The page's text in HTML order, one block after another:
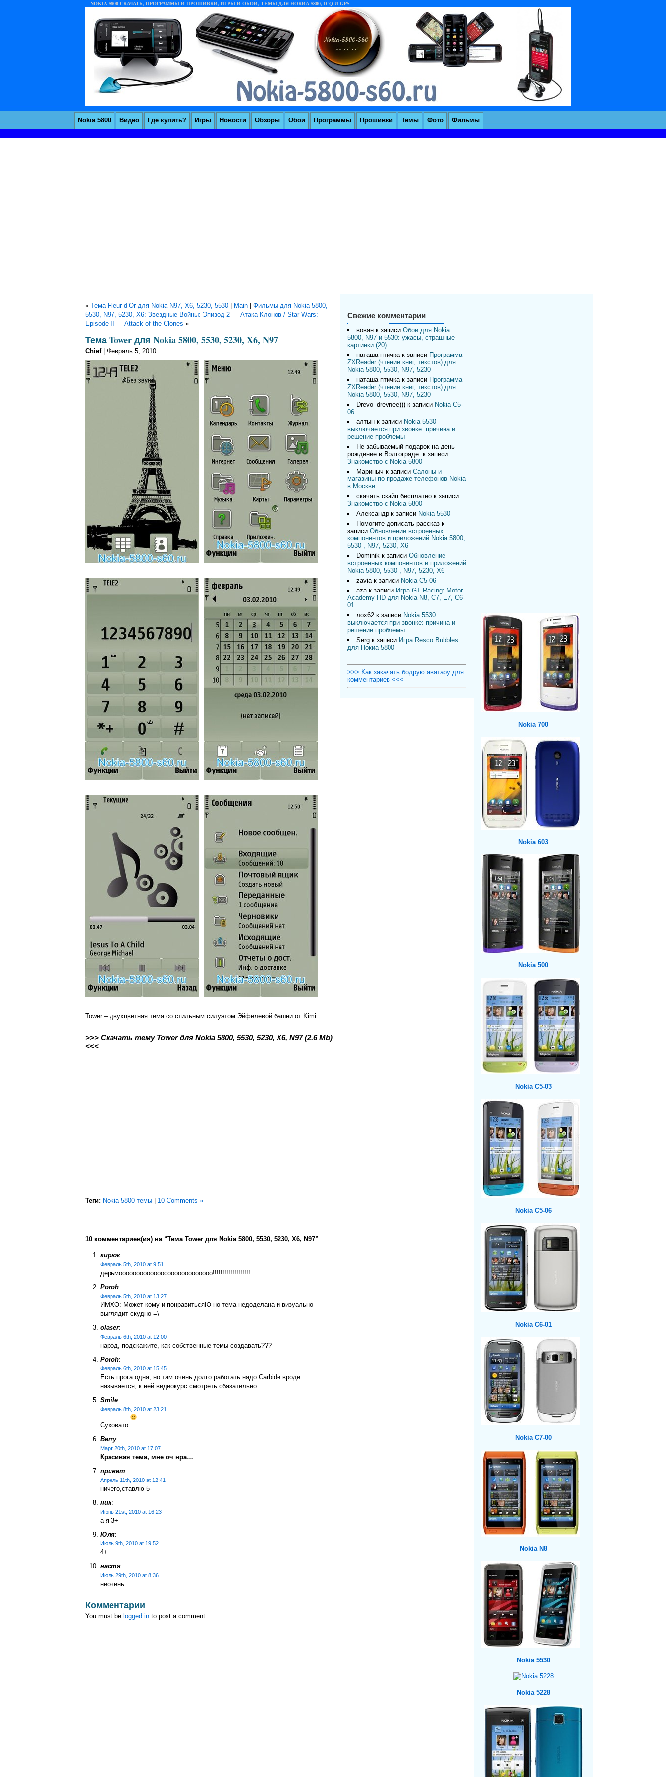
NOKIA 5800 СКАЧАТЬ, ПРОГРАММЫ И ПРОШИВКИ, ИГРЫ И ОБОИ, ТЕМЫ ДЛЯ НОКИА 5800, ICQ И GPS
Nokia 5800 Видео Где купить? Игры Новости Обзоры Обои Программы Прошивки Темы Фoто Фильмы
Nokia 700
Nokia 603
Nokia 500
Nokia C5-03
Nokia C5-06
Nokia C6-01
Nokia C7-00
Nokia N8
Nokia 5530
Nokia 5228
Свежие комментарии
вован к записи Обои для Nokia
5800, N97 и 5530: ужасы, страшные
картинки (20)
наташа птичкак записи Программа
ZXReader (чтение книг, текстов) для
Nokia 5800, 5530, N97, 5230
наташа птичкак записи Программа
ZXReader (чтение книг, текстов) для
Nokia 5800, 5530, N97, 5230
Drevo_drevnee))) к записи Nokia C5-
06
алтын к записи Nokia 5530
выключается при звонке: причина и
решение проблемы
Не забываемый подарок на день
рождение в Волгограде. к записи
Знакомство с Nokia 5800
Мариныч к записи Салоны и
магазины по продаже телефонов Nokia
в Москве
скачать скайп бесплатно к записи
Знакомство с Nokia 5800
Александр к записи Nokia 5530
Помогите дописать рассказ к
записи Обновление встроенных
компонентов и приложений Nokia 5800,
5530 , N97, 5230, X6
Dominik к записи Обновление
встроенных компонентов и приложений
Nokia 5800, 5530 , N97, 5230, X6
zaviaк записи Nokia C5-06
azaк записи Игра GT Racing: Motor
Academy HD для Nokia N8, C7, E7, C6-
01
лох62 к записи Nokia 5530
выключается при звонке: причина и
решение проблемы
Serg к записи Игра Resco Bubbles
для Нокиа 5800
>>> Как закачать бодрую аватару для
комментариев <<<
« Тема Fleur d’Or для Nokia N97, X6, 5230, 5530 Main
Фильмы для Nokia 5800,
5530, N97, 5230, X6: Звездные Войны: Эпизод 2 — Атака Клонов / Star Wars:
Episode II — Attack of the Clones »
Тема Tower для Nokia 5800, 5530, 5230, X6, N97
Chief| Февраль 5, 2010
Tower – двухцветная тема со стильным силуэтом Эйфелевой башни от Kimi.
>>> Скачать тему Tower для Nokia 5800, 5530, 5230, X6, N97 (2.6 Mb)
<<<
Теги: Nokia 5800 темы 10 Comments »
10 комментариев(ия) на “Тема Tower для Nokia 5800, 5530, 5230, X6, N97”
кирюк:
Февраль 5th, 2010 at 9:51
дерьмооооооооооооооооооооооооооо!!!!!!!!!!!!!!!!!!!
Poroh:
Февраль 5th, 2010 at 13:27
ИМХО: Может кому и понравитьсяЮ но тема недоделана и визуально
выглядит скудно =\
olaser:
Февраль 6th, 2010 at 12:00
народ, подскажите, как собственные темы создавать???
Poroh:
Февраль 6th, 2010 at 15:45
Есть прога одна, но там очень долго работать надо Carbide вроде
называется, к ней видеокурс смотреть обязательно
Smile:
Февраль 8th, 2010 at 23:21
Суховато
Berry:
Март 20th, 2010 at 17:07
Красивая тема, мне оч нра…
привет:
Апрель 11th, 2010 at 12:41
ничего,ставлю 5-
ник:
Июнь 21st, 2010 at 16:23
а я 3+
Юля:
Июль 9th, 2010 at 19:52
4+
настя:
Июль 29th, 2010 at 8:36
неочень
Комментарии
You must be logged in to post a comment.